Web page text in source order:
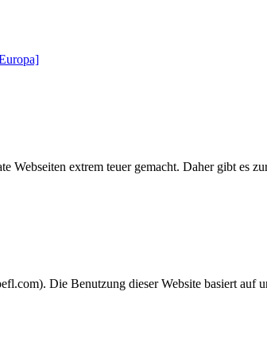
extrem teuer gemacht. Daher gibt es
. Die Benutzung dieser Website basiert auf